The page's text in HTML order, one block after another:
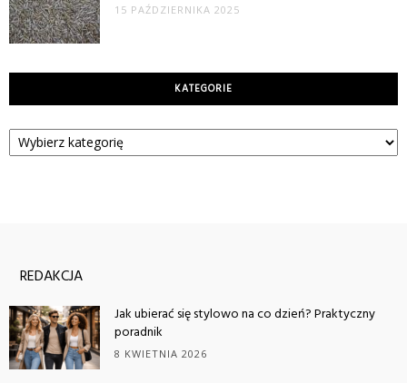
15 PAŹDZIERNIKA 2025
KATEGORIE
Kategorie
REDAKCJA
Jak ubierać się stylowo na co dzień? Praktyczny
poradnik
8 KWIETNIA 2026